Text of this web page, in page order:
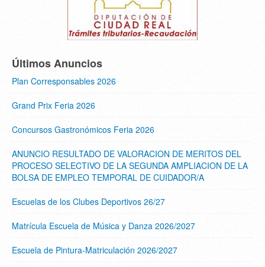
Últimos Anuncios
Plan Corresponsables 2026
Grand Prix Feria 2026
Concursos Gastronómicos Feria 2026
ANUNCIO RESULTADO DE VALORACION DE MERITOS DEL
PROCESO SELECTIVO DE LA SEGUNDA AMPLIACION DE LA
BOLSA DE EMPLEO TEMPORAL DE CUIDADOR/A
Escuelas de los Clubes Deportivos 26/27
Matrícula Escuela de Música y Danza 2026/2027
Escuela de Pintura-Matriculación 2026/2027